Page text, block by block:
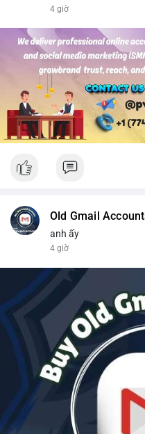
chốt 50% vị thế tại TP1 và
#solusdt #longsol #vung76
4 giờ
Old Gmail
anh ấy
4 giờ